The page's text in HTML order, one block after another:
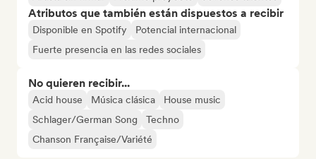
Atributos que también están dispuestos a recibir
Disponible en Spotify
Potencial internacional
Fuerte presencia en las redes sociales
No quieren recibir...
Acid house Música clásica
House music
Schlager/German Song
Techno
Chanson Française/Variété